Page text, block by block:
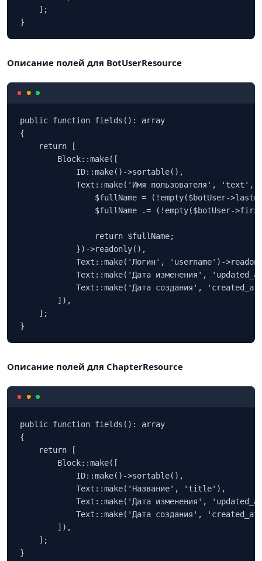
    ];
}
Описание полей для BotUserResource
public function fields(): array
{
    return [
        Block::make([
            ID::make()->sortable(),
Text::make('Имя пользователя', 'text',
$fullName = (!empty($botUser-
$fullName .= (!empty($botUser-
                return $fullName;
            })->readonly(),
Text::make('Логин', 'username')-
Text::make('Дата изменения',
Text::make('Дата создания',
        ]),
    ];
}
Описание полей для ChapterResource
public function fields(): array
{
    return [
        Block::make([
            ID::make()->sortable(),
            Text::make('Название', 'title'),
Text::make('Дата изменения',
Text::make('Дата создания',
        ]),
    ];
}